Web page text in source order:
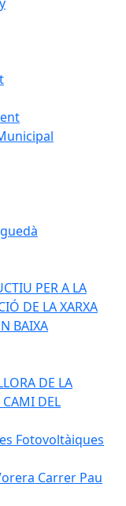
PER A LA
DE LA XARXA
BAIXA
DE LA
CAMI DEL
Fotovoltàiques
Carrer Pau